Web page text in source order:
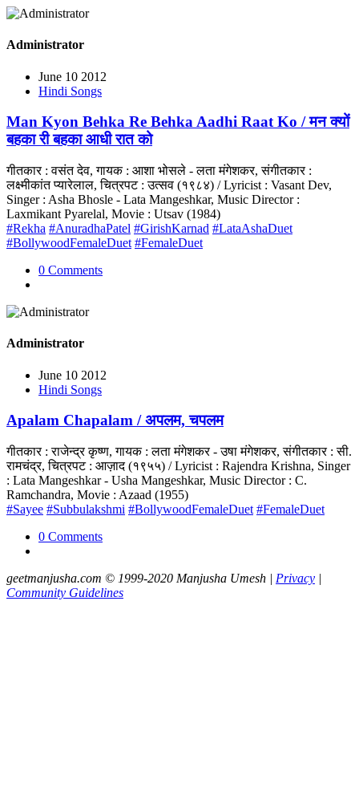
Administrator
June 10 2012
Hindi Songs
Man Kyon Behka Re Behka Aadhi Raat Ko / मन क्यों
बहका री बहका आधी रात को
गीतकार : वसंत देव, गायक : आशा भोसले - लता मंगेशकर, संगीतकार :
लक्ष्मीकांत प्यारेलाल, चित्रपट : उत्सव (१९८४) / Lyricist : Vasant Dev,
Singer : Asha Bhosle - Lata Mangeshkar, Music Director :
Laxmikant Pyarelal, Movie : Utsav (1984)
#Rekha #AnuradhaPatel #GirishKarnad #LataAshaDuet
#BollywoodFemaleDuet #FemaleDuet
0 Comments
Administrator
June 10 2012
Hindi Songs
Apalam Chapalam / अपलम, चपलम
गीतकार : राजेन्द्र कृष्ण, गायक : लता मंगेशकर - उषा मंगेशकर, संगीतकार : सी.
रामचंद्र, चित्रपट : आज़ाद (१९५५) / Lyricist : Rajendra Krishna, Singer
: Lata Mangeshkar - Usha Mangeshkar, Music Director : C.
Ramchandra, Movie : Azaad (1955)
#Sayee #Subbulakshmi #BollywoodFemaleDuet #FemaleDuet
0 Comments
geetmanjusha.com © 1999-2020 Manjusha Umesh | Privacy |
Community Guidelines